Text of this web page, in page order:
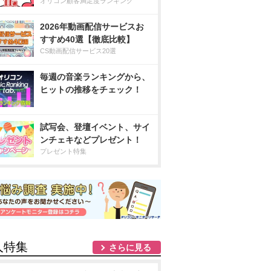
2026年動画配信サービスお
すすめ40選【徹底比較】
CS動画配信サービス20選
毎週の音楽ランキングから、
ヒットの推移をチェック！
試写会、登壇イベント、サイ
ンチェキなどプレゼント！
プレゼント特集
特集 さらに見る